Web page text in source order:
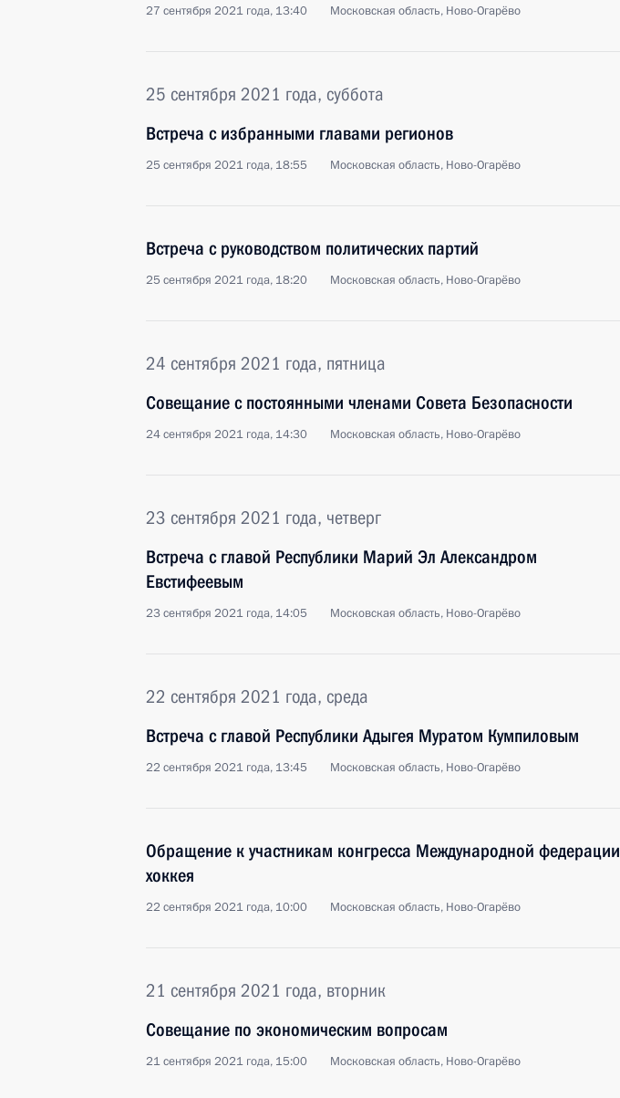
27 сентября 2021 года, 13:40 Московская область, Ново-Огарёво
25 сентября 2021 года, суббота
Встреча с избранными главами регионов
25 сентября 2021 года, 18:55 Московская область, Ново-Огарёво
Встреча с руководством политических партий
25 сентября 2021 года, 18:20 Московская область, Ново-Огарёво
24 сентября 2021 года, пятница
Совещание с постоянными членами Совета Безопасности
24 сентября 2021 года, 14:30 Московская область, Ново-Огарёво
23 сентября 2021 года, четверг
Встреча с главой Республики Марий Эл Александром
Евстифеевым
23 сентября 2021 года, 14:05 Московская область, Ново-Огарёво
22 сентября 2021 года, среда
Встреча с главой Республики Адыгея Муратом Кумпиловым
22 сентября 2021 года, 13:45 Московская область, Ново-Огарёво
Обращение к участникам конгресса Международной федерации
хоккея
22 сентября 2021 года, 10:00 Московская область, Ново-Огарёво
21 сентября 2021 года, вторник
Совещание по экономическим вопросам
21 сентября 2021 года, 15:00 Московская область, Ново-Огарёво